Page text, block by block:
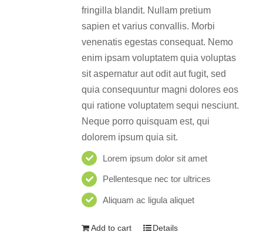
fringilla blandit. Nullam pretium
sapien et varius convallis. Morbi
venenatis egestas consequat. Nemo
enim ipsam voluptatem quia voluptas
sit aspernatur aut odit aut fugit, sed
quia consequuntur magni dolores eos
qui ratione voluptatem sequi nesciunt.
Neque porro quisquam est, qui
dolorem ipsum quia sit.
Lorem ipsum dolor sit amet
Pellentesque nec tor ultrices
Aliquam ac ligula aliquet
Add to cart Details